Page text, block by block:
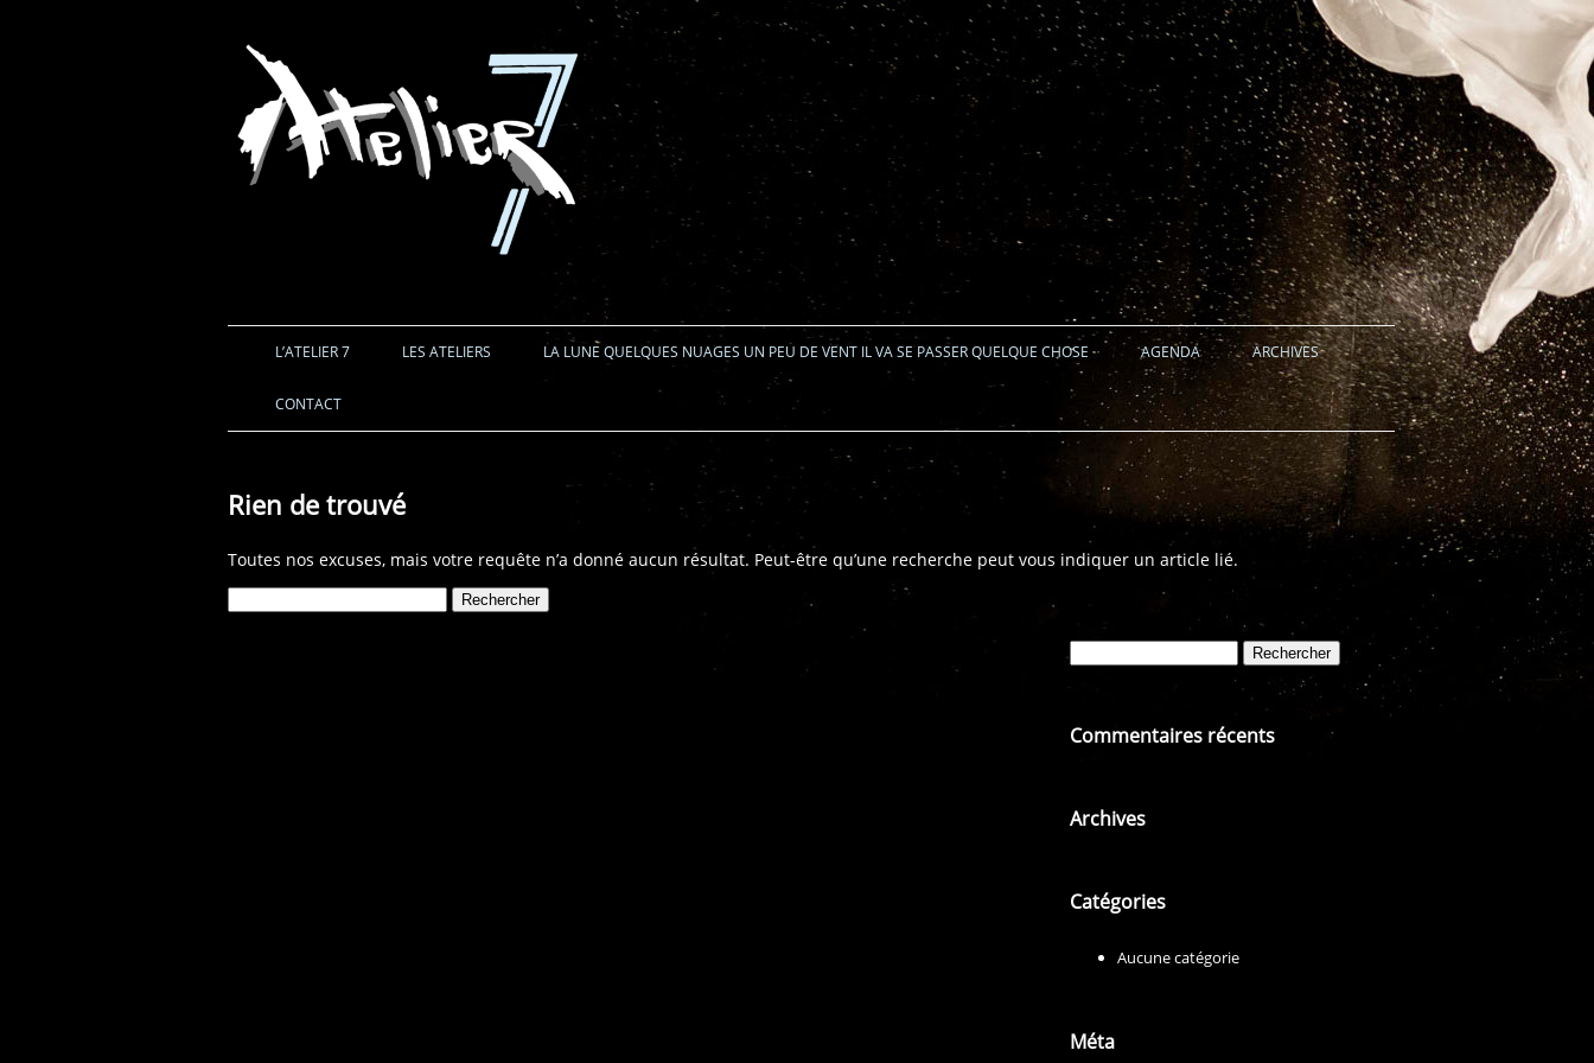
Aller au contenu
L’ATELIER 7 LES ATELIERS LA LUNE QUELQUES NUAGES UN PEU DE VENT IL VA SE PASSER QUELQUE CHOSE AGENDA ARCHIVES
CONTACT
Rien de trouvé
Toutes nos excuses, mais votre requête n’a donné aucun résultat. Peut-être qu’une recherche peut vous indiquer un article lié.
Commentaires récents
Archives
Catégories
Aucune catégorie
Méta